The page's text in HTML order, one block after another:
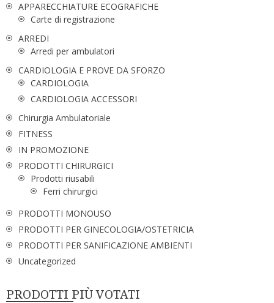
APPARECCHIATURE ECOGRAFICHE
Carte di registrazione
ARREDI
Arredi per ambulatori
CARDIOLOGIA E PROVE DA SFORZO
CARDIOLOGIA
CARDIOLOGIA ACCESSORI
Chirurgia Ambulatoriale
FITNESS
IN PROMOZIONE
PRODOTTI CHIRURGICI
Prodotti riusabili
Ferri chirurgici
PRODOTTI MONOUSO
PRODOTTI PER GINECOLOGIA/OSTETRICIA
PRODOTTI PER SANIFICAZIONE AMBIENTI
Uncategorized
PRODOTTI PIÙ VOTATI